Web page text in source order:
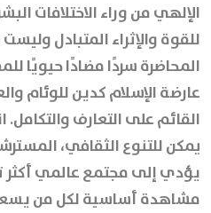
الإلهي من وراء الاختلافات
للقوة والإثراء المتبادل
المحاضرة سردًا مضادًا حيويًا
عارضة الإسلام كدين للوئام
القائم على التعارف
يمكن للتنوع الثقافي،
يؤدي إلى مجتمع عالمي أكثر
مشاهدة أساسية لكل من